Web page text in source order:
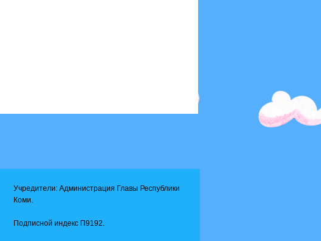
Учредители: Администрация Главы Республики
Коми.
Подписной индекс П9192.